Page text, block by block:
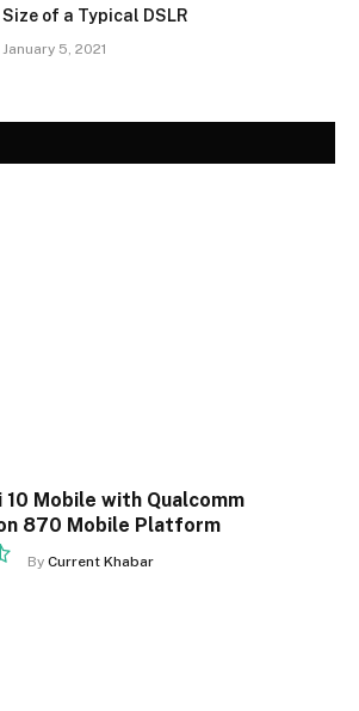
Size of a Typical DSLR
January 5, 2021
10 Mobile with Qualcomm
870 Mobile Platform
By Current Khabar